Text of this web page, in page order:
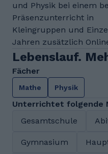
und Physik bei einem
Präsenzunterricht in
Kleingruppen und
Jahren zusätzlich
Lebenslauf.
Fächer
Mathe Physik
Unterrichtet folgende
Gesamtschule
Gymnasium